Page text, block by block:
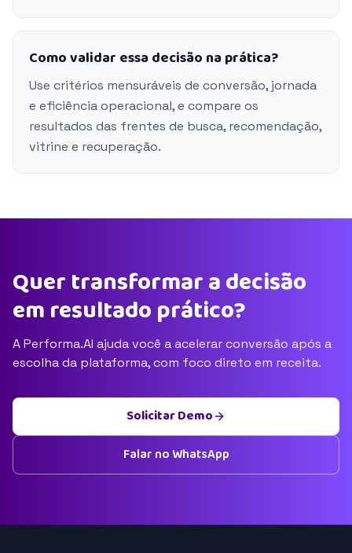
Como validar essa decisão na prática?
Use critérios mensuráveis de conversão, jornada
e eficiência operacional, e compare os
resultados das frentes de busca, recomendação,
vitrine e recuperação.
Quer transformar a decisão
em resultado prático?
A Performa.AI ajuda você a acelerar conversão após a
escolha da plataforma, com foco direto em receita.
Solicitar Demo
Falar no WhatsApp